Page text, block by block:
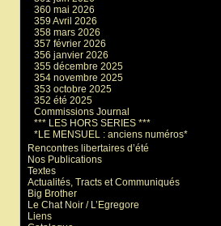
360 mai 2026
359 Avril 2026
358 mars 2026
357 février 2026
356 janvier 2026
355 décembre 2025
354 novembre 2025
353 octobre 2025
352 été 2025
Commissions Journal
*** LES HORS SERIES ***
*LE MENSUEL : anciens numéros*
Rencontres libertaires d’été
Nos Publications
Textes
Actualités, Tracts et Communiqués
Big Brother
Le Chat Noir / L’Egregore
Liens